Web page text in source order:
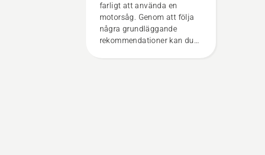
farligt att använda en
motorsåg. Genom att följa
några grundläggande
rekommendationer kan du